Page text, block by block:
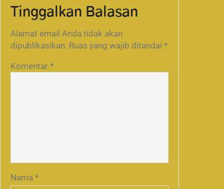
Tinggalkan Balasan
Alamat email Anda tidak akan
dipublikasikan. Ruas yang wajib ditandai *
Komentar *
Nama *